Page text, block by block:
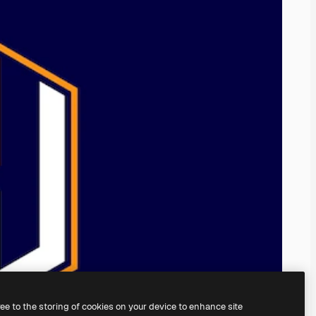
to the storing of cookies on your device to enhance site